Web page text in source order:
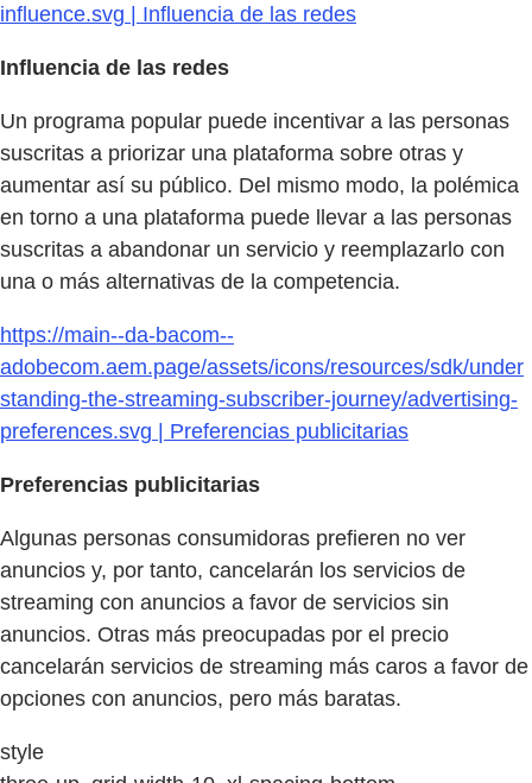
influence.svg | Influencia de las redes
Influencia de las redes
Un programa popular puede incentivar a las personas
suscritas a priorizar una plataforma sobre otras y
aumentar así su público. Del mismo modo, la polémica
en torno a una plataforma puede llevar a las personas
suscritas a abandonar un servicio y reemplazarlo con
una o más alternativas de la competencia.
https://main--da-bacom--
adobecom.aem.page/assets/icons/resources/sdk/under
standing-the-streaming-subscriber-journey/advertising-
preferences.svg | Preferencias publicitarias
Preferencias publicitarias
Algunas personas consumidoras prefieren no ver
anuncios y, por tanto, cancelarán los servicios de
streaming con anuncios a favor de servicios sin
anuncios. Otras más preocupadas por el precio
cancelarán servicios de streaming más caros a favor de
opciones con anuncios, pero más baratas.
style